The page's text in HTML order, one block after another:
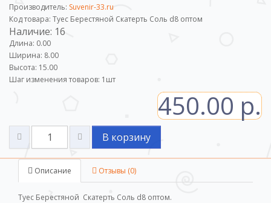
Производитель: Suvenir-33.ru
Код товара: Туес Берестяной Скатерть Соль d8 оптом
Наличие: 16
Длина: 0.00
Ширина: 8.00
Высота: 15.00
Шаг изменения товаров: 1 шт
450.00 р.
В корзину
Описание Отзывы (0)
Туес Берестяной Скатерть Соль d8 оптом.